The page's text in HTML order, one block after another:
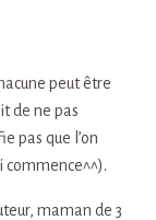
peut être
de ne pas
pas que l’on
commence^^).
maman de 3